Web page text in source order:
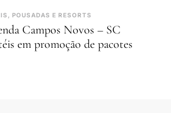
POUSADAS E RESORTS
Campos Novos – SC
em promoção de pacotes